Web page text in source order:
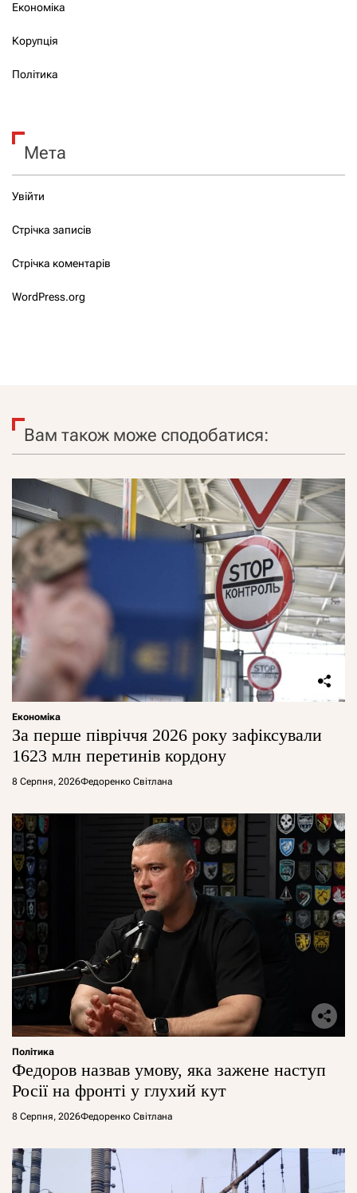
Економіка
Корупція
Політика
Мета
Увійти
Стрічка записів
Стрічка коментарів
WordPress.org
Вам також може сподобатися:
Економіка
За перше півріччя 2026 року зафіксували
1623 млн перетинів кордону
8 Серпня, 2026Федоренко Світлана
Політика
Федоров назвав умову, яка зажене наступ
Росії на фронті у глухий кут
8 Серпня, 2026Федоренко Світлана